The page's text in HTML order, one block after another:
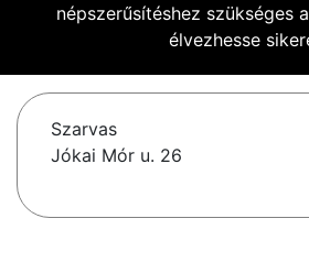
népszerűsítéshez szükséges
élvezhesse
Szarvas
Jókai Mór u. 26